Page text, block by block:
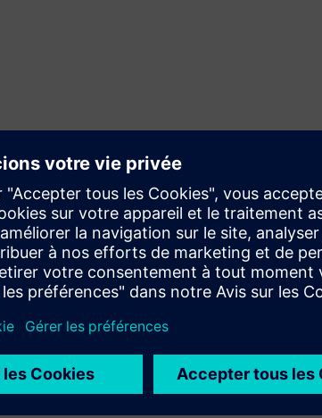
l'installation d'un chargeur domestique
Nos experts assurent la liaison avec les chauffeurs
chargeurs sont installés via notre système
un service de flotte holistique aux